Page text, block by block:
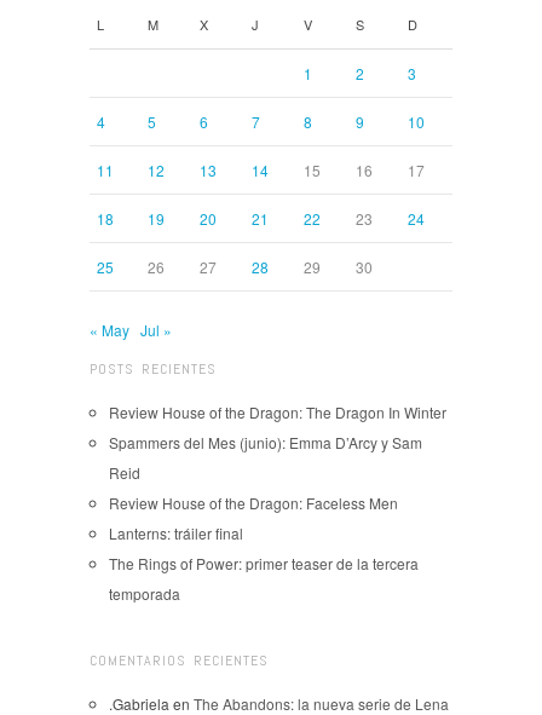
L M X J V S D
1 2 3
4 5 6 7 8 9 10
11 12 13 14 15 16 17
18 19 20 21 22 23 24
25 26 27 28 29 30
« May Jul »
POSTS RECIENTES
Review House of the Dragon: The Dragon In Winter
Spammers del Mes (junio): Emma D’Arcy y Sam
Reid
Review House of the Dragon: Faceless Men
Lanterns: tráiler final
The Rings of Power: primer teaser de la tercera
temporada
COMENTARIOS RECIENTES
.Gabriela en The Abandons: la nueva serie de Lena